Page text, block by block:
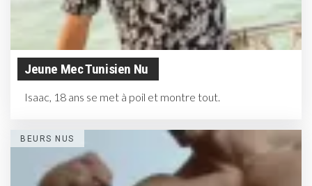
Jeune Mec Tunisien Nu
Isaac, 18 ans se met à poil et montre tout.
BEURS NUS